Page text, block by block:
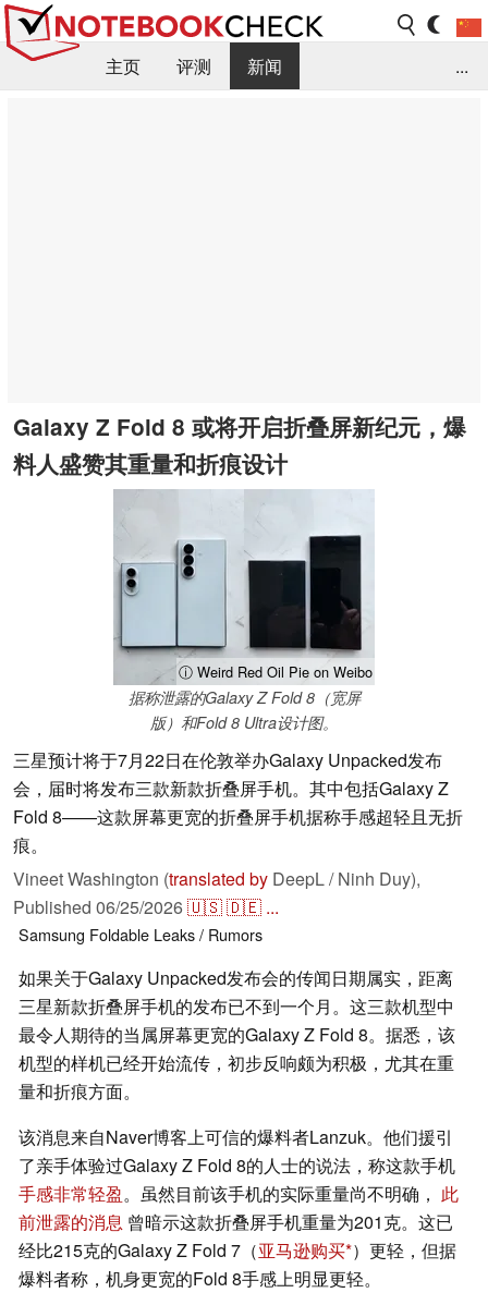
主页 评测
新闻
...
Galaxy Z Fold 8 或将开启折叠屏新纪元，爆
料人盛赞其重量和折痕设计
ⓘ Weird Red Oil Pie on Weibo
据称泄露的Galaxy Z Fold 8（宽屏
版）和Fold 8 Ultra设计图。
三星预计将于7月22日在伦敦举办Galaxy Unpacked发布
会，届时将发布三款新款折叠屏手机。其中包括Galaxy Z
Fold 8——这款屏幕更宽的折叠屏手机据称手感超轻且无折
痕。
Vineet Washington (translated by DeepL / Ninh Duy),
Published 06/25/2026🇺🇸🇩🇪 ...
Samsung Foldable Leaks / Rumors
如果关于Galaxy Unpacked发布会的传闻日期属实，距离
三星新款折叠屏手机的发布已不到一个月。这三款机型中
最令人期待的当属屏幕更宽的Galaxy Z Fold 8。据悉，该
机型的样机已经开始流传，初步反响颇为积极，尤其在重
量和折痕方面。
该消息来自Naver博客上可信的爆料者Lanzuk。他们援引
了亲手体验过Galaxy Z Fold 8的人士的说法，称这款手机
手感非常轻盈。虽然目前该手机的实际重量尚不明确， 此
前泄露的消息 曾暗示这款折叠屏手机重量为201克。这已
经比215克的Galaxy Z Fold 7（亚马逊购买 ）更轻，但据
爆料者称，机身更宽的Fold 8手感上明显更轻。